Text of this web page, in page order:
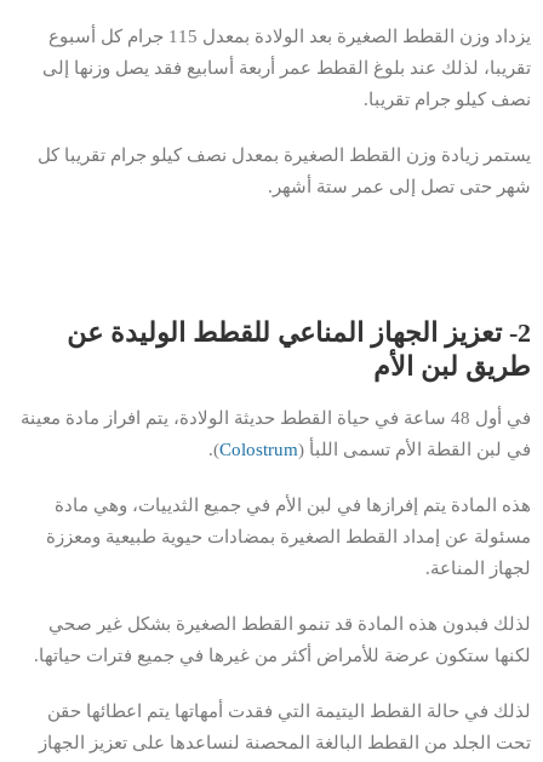
يزداد وزن القطط الصغيرة بعد الولادة بمعدل 115 جرام كل أسبوع
تقريبا، لذلك عند بلوغ القطط عمر أربعة أسابيع فقد يصل وزنها إلى
نصف كيلو جرام تقريبا.
يستمر زيادة وزن القطط الصغيرة بمعدل نصف كيلو جرام تقريبا كل
شهر حتى تصل إلى عمر ستة أشهر.
2- تعزيز الجهاز المناعي للقطط الوليدة عن
طريق لبن الأم
في أول 48 ساعة في حياة القطط حديثة الولادة، يتم افراز مادة معينة
في لبن القطة الأم تسمى اللبأ (Colostrum
).
هذه المادة يتم إفرازها في لبن الأم في جميع الثدييات، وهي مادة
مسئولة عن إمداد القطط الصغيرة بمضادات حيوية طبيعية ومعززة
لجهاز المناعة.
لذلك فبدون هذه المادة قد تنمو القطط الصغيرة بشكل غير صحي
لكنها ستكون عرضة للأمراض أكثر من غيرها في جميع فترات حياتها.
لذلك في حالة القطط اليتيمة التي فقدت أمهاتها يتم اعطائها حقن
تحت الجلد من القطط البالغة المحصنة لنساعدها على تعزيز الجهاز